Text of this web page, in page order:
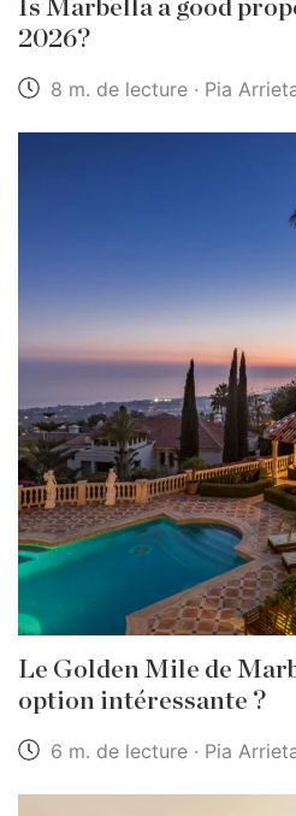
Is Marbella a good
2026?
8 m. de lecture · Pia
Le Golden Mile de
option intéressante ?
6 m. de lecture · Pia